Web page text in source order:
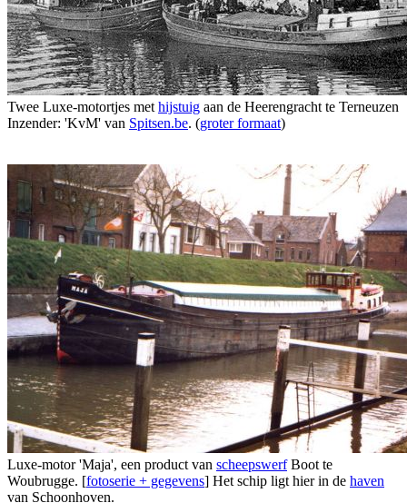
Twee Luxe-motortjes met hijstuig aan de Heerengracht te Terneuzen
Inzender: 'KvM' van Spitsen.be. (groter formaat)
Luxe-motor 'Maja', een product van scheepswerfBoot te
Woubrugge. [fotoserie + gegevens] Het schip ligt hier in de haven
van Schoonhoven.